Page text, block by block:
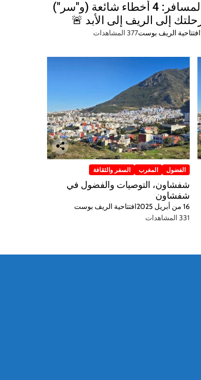
🚨 تنبيه المسافر: 4 أخطاء شائعة (و"سر")
إلى الريف إلى الأبد 🚨
افتتاحية الريف بوست377 المشاهدات
الفضول المغرب السفر والثقافة
شفشاون، التوصيات والفضول في
شفشاون
16 من أبريل 2025
افتتاحية الريف بوست
331 المشاهدات